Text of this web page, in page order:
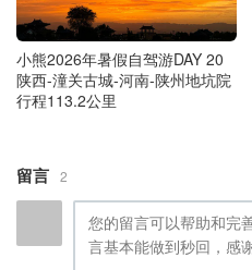
小熊2026年暑假自驾游DAY 20
陕西-潼关古城-河南-陕州地坑院
行程113.2公里
留言 2